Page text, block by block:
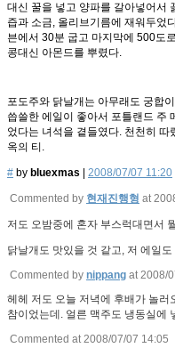
대신 꿀을 넣고 양파를 갈아넣어서
즙과 소금, 올리브기름에 재워두었
븐에서 30분 굽고 마지막에 500도
콩대신 아몬드를 뿌렸다.
포도주와 닭날개는 아무래도 궁합
씁쓸한 에일이 좋아서 포틀랜드 주
었다는 녀석을 곁들였다. 천천히 따
옥의 티.
# by bluexmas 2008/07/07 11:20
Commented by 현재진행형 at
저도 오밤중에 혼자 부스럭대면서
닭날개도 맛있을 것 같고, 저 에일
Commented by nippang at 2008/
헤헤 저도 오늘 저녁에 후배가 놀러
참이었는데. 얼른 맥주도 냉동실에
Commented at 2008/07/07 14:05